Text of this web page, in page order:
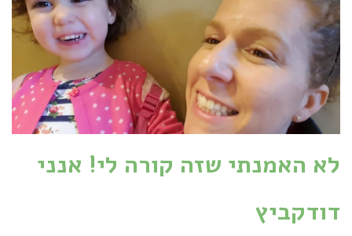
לא האמנתי שזה קורה לי! אנני
דודקביץ